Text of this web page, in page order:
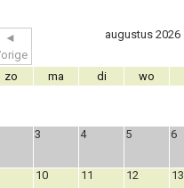
◄
augustus 2026
zo
ma di wo
3 4 5 6
10 11 12 13